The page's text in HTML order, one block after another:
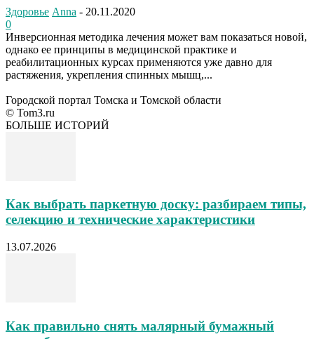
Здоровье Anna - 20.11.2020
0
Инверсионная методика лечения может вам показаться новой,
однако ее принципы в медицинской практике и
реабилитационных курсах применяются уже давно для
растяжения, укрепления спинных мышц,...
Городской портал Томска и Томской области
© Tom3.ru
БОЛЬШЕ ИСТОРИЙ
Как выбрать паркетную доску: разбираем типы,
селекцию и технические характеристики
13.07.2026
Как правильно снять малярный бумажный